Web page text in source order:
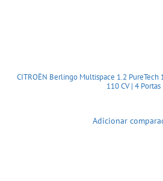
CITROËN Berlingo Multispace 1.2 PureTech
110 CV | 4 Portas
Adicionar